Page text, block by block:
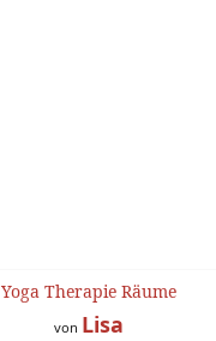
Yoga Therapie Räume
von Lisa